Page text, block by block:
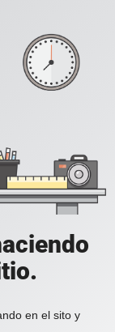
en el sito y